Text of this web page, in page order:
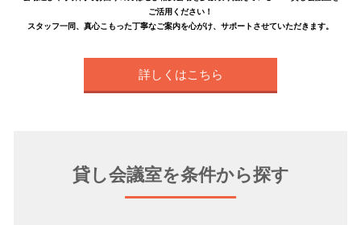
ご活用ください！
スタッフ一同、真心こもった丁寧なご案内を心がけ、サポートさせていただきます。
詳しくはこちら
貸し会議室を条件から探す